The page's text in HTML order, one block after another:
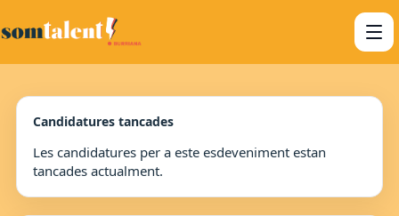
Candidatures tancades
Les candidatures per a este esdeveniment estan
tancades actualment.